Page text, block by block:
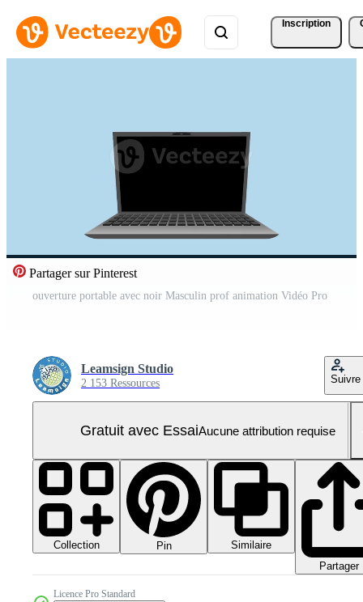
Inscription
Partager sur Pinterest
ouverture portable avec noir Masculin prof animation Vidéo Pro
Leamsign Studio
2 153 Ressources Suivre
Gratuit avec EssaiAucune attribution requise
Collection Pin
Similaire
Partager
Licence Pro Standard